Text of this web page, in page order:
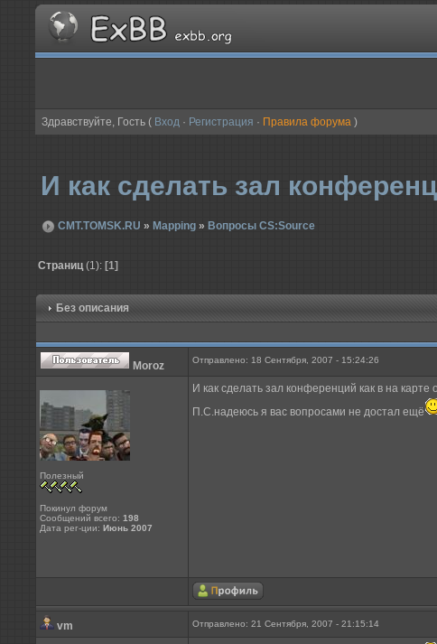
Здравствуйте, Гость ( Вход· Регистрация · Правила форума)
И как сделать зал
CMT.TOMSK.RU » Mapping» Вопросы CS:Source
Страниц(1): [1]
Без описания
Moroz Отправлено: 18 Сентября, 2007 - 15:24:26
Полезный
Покинул форум
Сообщений всего: 198
Дата рег-ции: Июнь 2007
И как сделать зал конференций как в на
П.С.надеюсь я вас вопросами не достал ещё
vm Отправлено: 21 Сентября, 2007 - 21:15:14